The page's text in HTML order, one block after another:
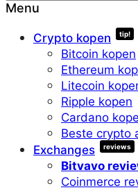
Menu
Crypto kopen tip!
Bitcoin kopen
Ethereum
Litecoin
Ripple kopen
Cardano
Beste crypto
Exchanges
reviews
Bitvavo
Coinmerce